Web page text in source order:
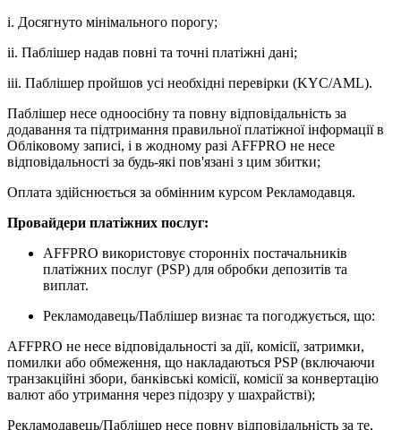
i. Досягнуто мінімального порогу;
ii. Паблішер надав повні та точні платіжні дані;
iii. Паблішер пройшов усі необхідні перевірки (KYC/AML).
Паблішер несе одноосібну та повну відповідальність за
додавання та підтримання правильної платіжної інформації в
Обліковому записі, і в жодному разі AFFPRO не несе
відповідальності за будь-які пов'язані з цим збитки;
Оплата здійснюється за обмінним курсом Рекламодавця.
Провайдери платіжних послуг:
AFFPRO використовує сторонніх постачальників
платіжних послуг (PSP) для обробки депозитів та
виплат.
Рекламодавець/Паблішер визнає та погоджується, що:
AFFPRO не несе відповідальності за дії, комісії, затримки,
помилки або обмеження, що накладаються PSP (включаючи
транзакційні збори, банківські комісії, комісії за конвертацію
валют або утримання через підозру у шахрайстві);
Рекламодавець/Паблішер несе повну відповідальність за те,